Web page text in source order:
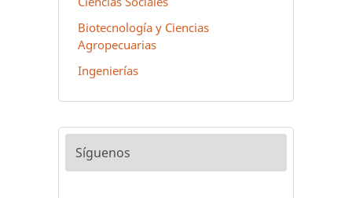
Biotecnología y Ciencias
Agropecuarias
Ingenierías
Síguenos